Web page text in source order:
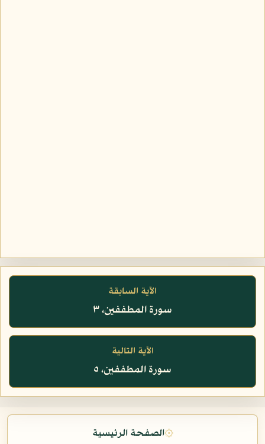
الآية السابقة
سورة المطففين، ٣
الآية التالية
سورة المطففين، ٥
۞الصفحة الرئيسية